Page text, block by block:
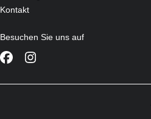
Kontakt
Besuchen Sie uns auf